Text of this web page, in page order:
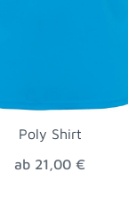
Poly Shirt
ab 21,00 €